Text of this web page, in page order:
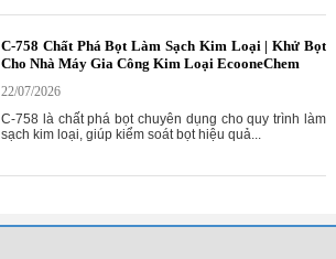
C-758 Chất Phá Bọt Làm Sạch Kim Loại | Khử Bọt
Cho Nhà Máy Gia Công Kim Loại EcooneChem
22/07/2026
C-758 là chất phá bọt chuyên dụng cho quy trình làm
sạch kim loại, giúp kiểm soát bọt hiệu quả...